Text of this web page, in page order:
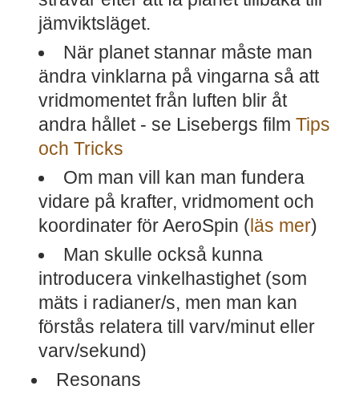
jämviktsläget.
När planet stannar måste man
ändra vinklarna på vingarna så att
vridmomentet från luften blir åt
andra hållet - se Lisebergs film Tips
och Tricks
Om man vill kan man fundera
vidare på krafter, vridmoment och
koordinater för AeroSpin ( läs mer)
Man skulle också kunna
introducera vinkelhastighet (som
mäts i radianer/s, men man kan
förstås relatera till varv/minut eller
varv/sekund)
Resonans